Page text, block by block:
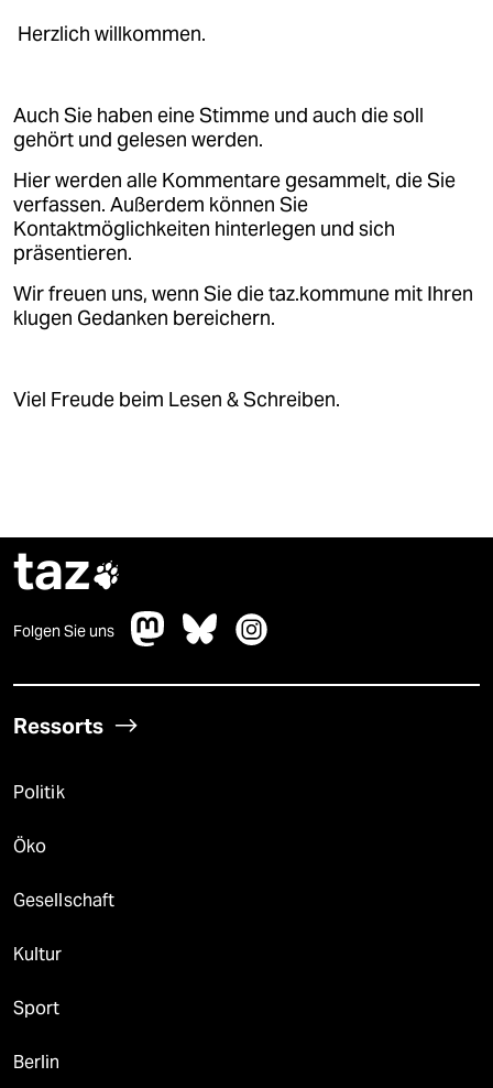
Herzlich willkommen.
Auch Sie haben eine Stimme und auch die soll
gehört und gelesen werden.
Hier werden alle Kommentare gesammelt, die Sie
verfassen. Außerdem können Sie
Kontaktmöglichkeiten hinterlegen und sich
präsentieren.
Wir freuen uns, wenn Sie die taz.kommune mit Ihren
klugen Gedanken bereichern.
Viel Freude beim Lesen & Schreiben.
taz
Folgen Sie uns
Ressorts
Politik
Öko
Gesellschaft
Kultur
Sport
Berlin